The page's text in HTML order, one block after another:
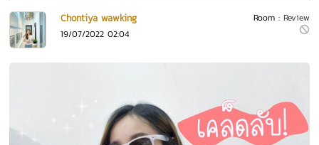
Room : Review
Chontiya wawking
19/07/2022 02:04